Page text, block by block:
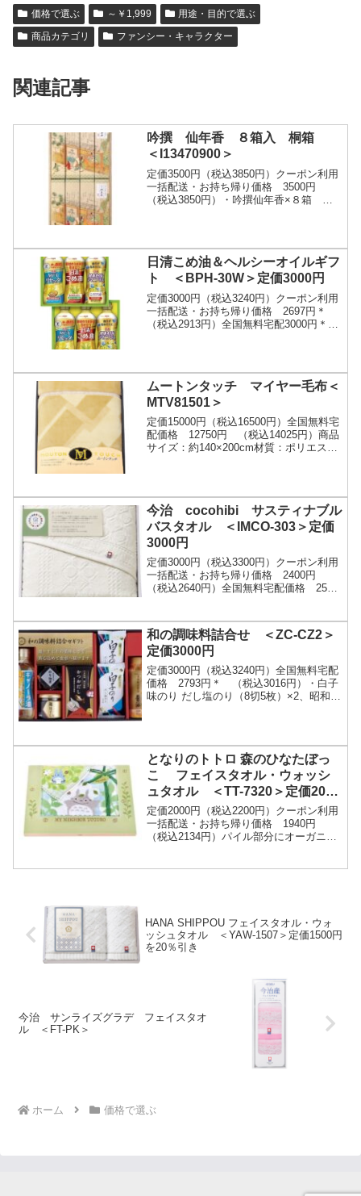
価格で選ぶ ～￥1,999
用途・目的で選ぶ
商品カテゴリ
ファンシー・キャラクター
関連記事
吟撰 仙年香 ８箱入 桐箱
＜I13470900＞
定価3500円（税込3850円）クーポン利用
一括配送・お持ち帰り価格 3500円
（税込3850円）・吟撰仙年香×８箱 ・
日清こめ油＆ヘルシーオイルギフ
ト ＜BPH-30W＞定価3000円
定価3000円（税込3240円）クーポン利用
一括配送・お持ち帰り価格 2697円＊
（税込2913円）全国無料宅配3000円＊
ムートンタッチ マイヤー毛布＜
MTV81501＞
定価15000円（税込16500円）全国無料宅
配価格 12750円 （税込14025円）商品
サイズ：約140×200cm材質：ポリエステ
今治 cocohibi サスティナブル
バスタオル ＜IMCO-303＞定価
3000円
定価3000円（税込3300円）クーポン利用
一括配送・お持ち帰り価格 2400円
（税込2640円）全国無料宅配価格 2550
い...
和の調味料詰合せ ＜ZC-CZ2＞
定価3000円
定価3000円（税込3240円）全国無料宅配
価格 2793円＊ （税込3016円）・白子
味のり だし塩のり（8切5枚）×2、昭和キ
となりのトトロ 森のひなたぼっ
こ フェイスタオル・ウォッシ
ュタオル ＜TT-7320＞定価2000
円
定価2000円（税込2200円）クーポン利用
一括配送・お持ち帰り価格 1940円
（税込2134円）パイル部分にオーガニッ
HANA SHIPPOU フェイスタオル・ウォ
ッシュタオル ＜YAW-1507＞定価1500円
を20％引き
今治 サンライズグラデ フェイスタオ
ル ＜FT-PK＞
ホーム 価格で選ぶ